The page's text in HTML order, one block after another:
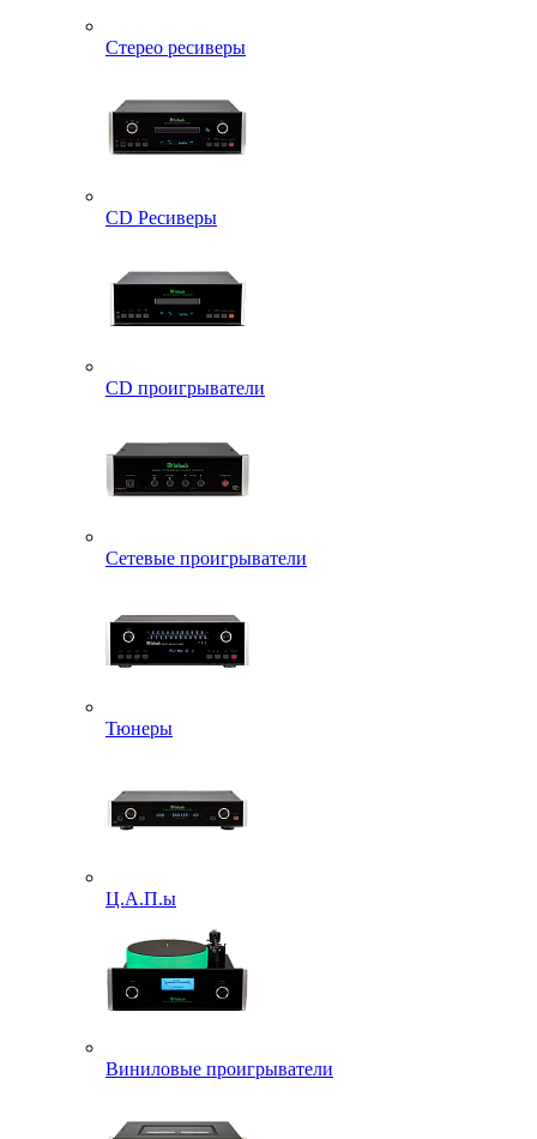
Стерео ресиверы
CD Ресиверы
CD проигрыватели
Сетевые проигрыватели
Тюнеры
Ц.А.П.ы
Виниловые проигрыватели